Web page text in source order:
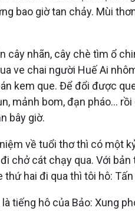
bao giờ tan chảy. Mùi
cây nhãn, cây chè tìm ổ
ve chai người Huế Ai
kem que. Để đổi được
mảnh bom, đạn pháo...
bây giờ.
về tuổi thơ thì có một
chở cát chạy qua. Với
thứ hai đi qua thì tôi hô:
tiếng hô của Bảo: Xung